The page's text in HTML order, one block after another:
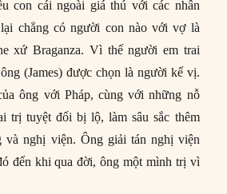
con cái ngoài giá thú với các nhân
chẳng có người con nào với vợ là
xứ Braganza. Vì thế người em trai
(James) được chọn là người kế vị.
ông với Pháp, cùng với những nỗ
trị tuyệt đối bị lộ, làm sâu sắc thêm
và nghị viện. Ông giải tán nghị viện
đến khi qua đời, ông một mình trị vì